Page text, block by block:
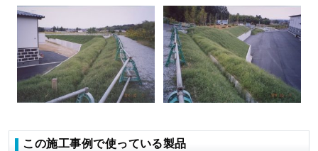
この施工事例で使っている製品